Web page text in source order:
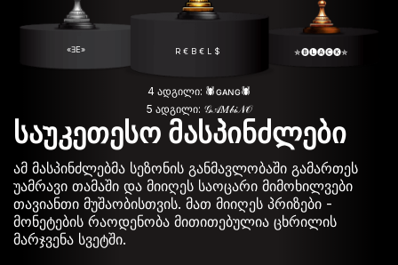
R € B € L $
«ƎE» ✯🅑🅛🅐🅒🅚✯
4 ადგილი: 🕷️ɢᴀɴɢ🕷️
5 ადგილი: 𝒢𝒜𝑀𝒷𝒾𝒩𝒪
საუკეთესო მასპინძლები
ამ მასპინძლებმა სეზონის განმავლობაში გამართეს
უამრავი თამაში და მიიღეს საოცარი მიმოხილვები
თავიანთი მუშაობისთვის. მათ მიიღეს პრიზები -
მონეტების რაოდენობა მითითებულია ცხრილის
მარჯვენა სვეტში.